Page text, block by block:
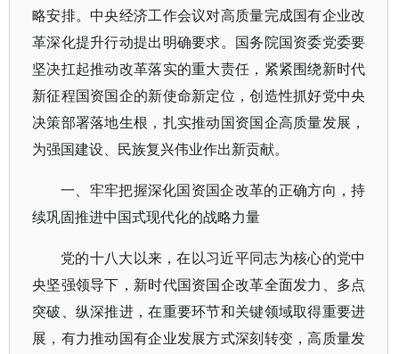
略安排。中央经济工作会议对高质量完成国有企业改
革深化提升行动提出明确要求。国务院国资委党委要
坚决扛起推动改革落实的重大责任，紧紧围绕新时代
新征程国资国企的新使命新定位，创造性抓好党中央
决策部署落地生根，扎实推动国资国企高质量发展，
为强国建设、民族复兴伟业作出新贡献。
一、牢牢把握深化国资国企改革的正确方向，持
续巩固推进中国式现代化的战略力量
党的十八大以来，在以习近平同志为核心的党中
央坚强领导下，新时代国资国企改革全面发力、多点
突破、纵深推进，在重要环节和关键领域取得重要进
展，有力推动国有企业发展方式深刻转变，高质量发